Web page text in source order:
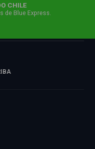
CHILE
de Blue Express.